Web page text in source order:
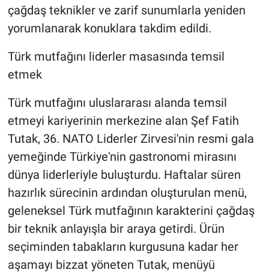
çağdaş teknikler ve zarif sunumlarla yeniden
yorumlanarak konuklara takdim edildi.
Türk mutfağını liderler masasında temsil
etmek
Türk mutfağını uluslararası alanda temsil
etmeyi kariyerinin merkezine alan Şef Fatih
Tutak, 36. NATO Liderler Zirvesi'nin resmi gala
yemeğinde Türkiye'nin gastronomi mirasını
dünya liderleriyle buluşturdu. Haftalar süren
hazırlık sürecinin ardından oluşturulan menü,
geleneksel Türk mutfağının karakterini çağdaş
bir teknik anlayışla bir araya getirdi. Ürün
seçiminden tabakların kurgusuna kadar her
aşamayı bizzat yöneten Tutak, menüyü